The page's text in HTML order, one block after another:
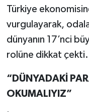
Türkiye
vurgulayarak,
dünyanın 17’nci
rolüne dikkat çekti.
“DÜNYADAKİ
OKUMALIYIZ”